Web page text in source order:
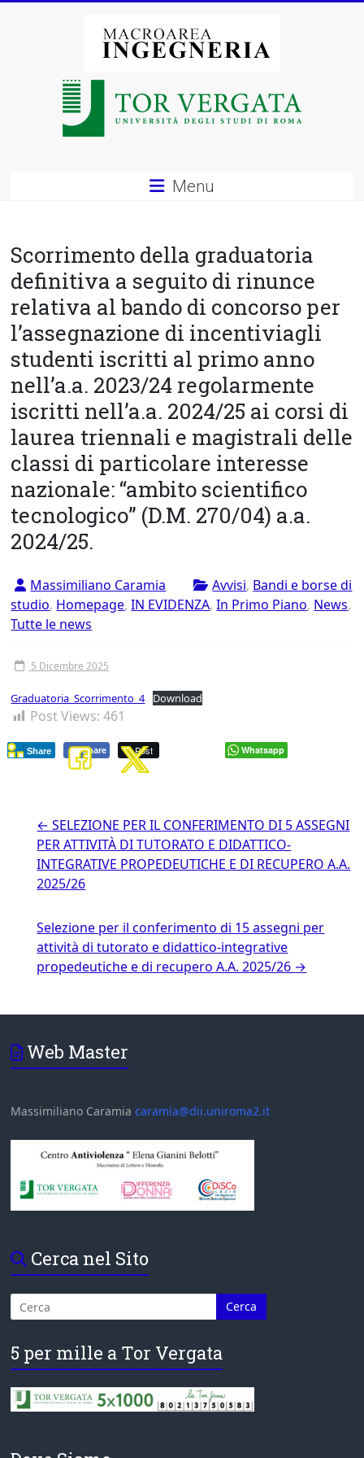
Macroarea
degli
Studi
di
Roma
Tor
Vergata
Menu
Scorrimento della graduatoria
definitiva a seguito di rinunce
relativa al bando di concorso per
l’assegnazione di incentiviagli
studenti iscritti al primo anno
nell’a.a. 2023/24 regolarmente
iscritti nell’a.a. 2024/25 ai corsi di
laurea triennali e magistrali delle
classi di particolare interesse
nazionale: “ambito scientifico
tecnologico” (D.M. 270/04) a.a.
2024/25.
Massimiliano Caramia Avvisi, Bandi e borse di
studio, Homepage,IN EVIDENZA,In Primo Piano, News,
Tutte le news
5 Dicembre 2025
Graduatoria_Scorrimento_4 Download
Post Views: 461
Share Post
Share Whatsapp
← SELEZIONE PER IL CONFERIMENTO DI 5 ASSEGNI
PER ATTIVITÀ DI TUTORATO E DIDATTICO-
INTEGRATIVE PROPEDEUTICHE E DI RECUPERO A.A.
2025/26
Selezione per il conferimento di 15 assegni per
attività di tutorato e didattico-integrative
propedeutiche e di recupero A.A. 2025/26 →
Web Master
Massimiliano Caramiacaramia@dii.uniroma2.it
Cerca nel Sito
5 per mille a Tor Vergata